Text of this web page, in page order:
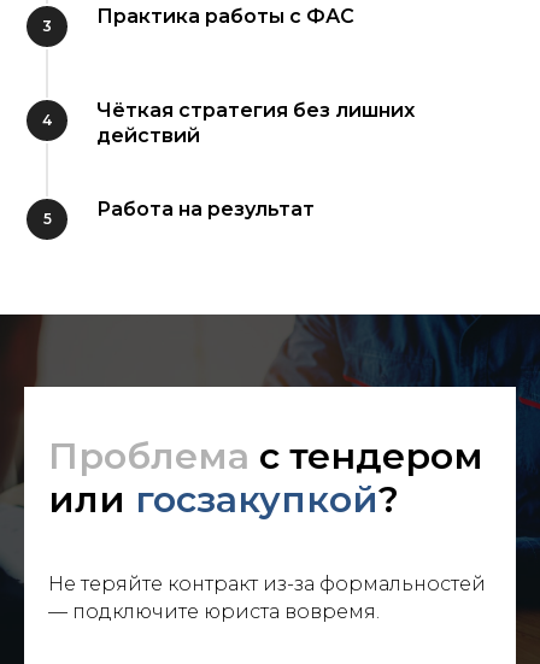
Практика работы с ФАС
Чёткая стратегия без лишних
действий
Работа на результат
Проблема с тендером
или госзакупкой?
Не теряйте контракт из-за формальностей
— подключите юриста вовремя.